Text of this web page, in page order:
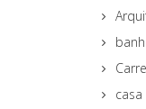
casa